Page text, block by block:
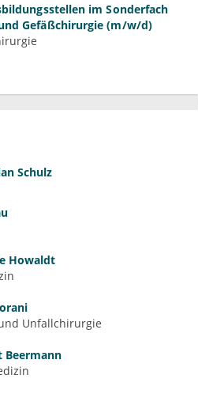
im Sonderfach
Gefäßchirurgie (m/w/d)
Schulz
Howaldt
Unfallchirurgie
Beermann